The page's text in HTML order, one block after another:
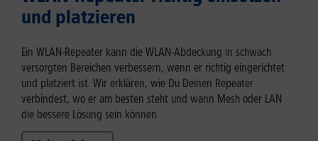
und platzieren
Ein WLAN-Repeater kann die WLAN-Abdeckung in schwach
versorgten Bereichen verbessern, wenn er richtig eingerichtet
und platziert ist. Wir erklären, wie Du Deinen Repeater
verbindest, wo er am besten steht und wann Mesh oder LAN
die bessere Lösung sein können.